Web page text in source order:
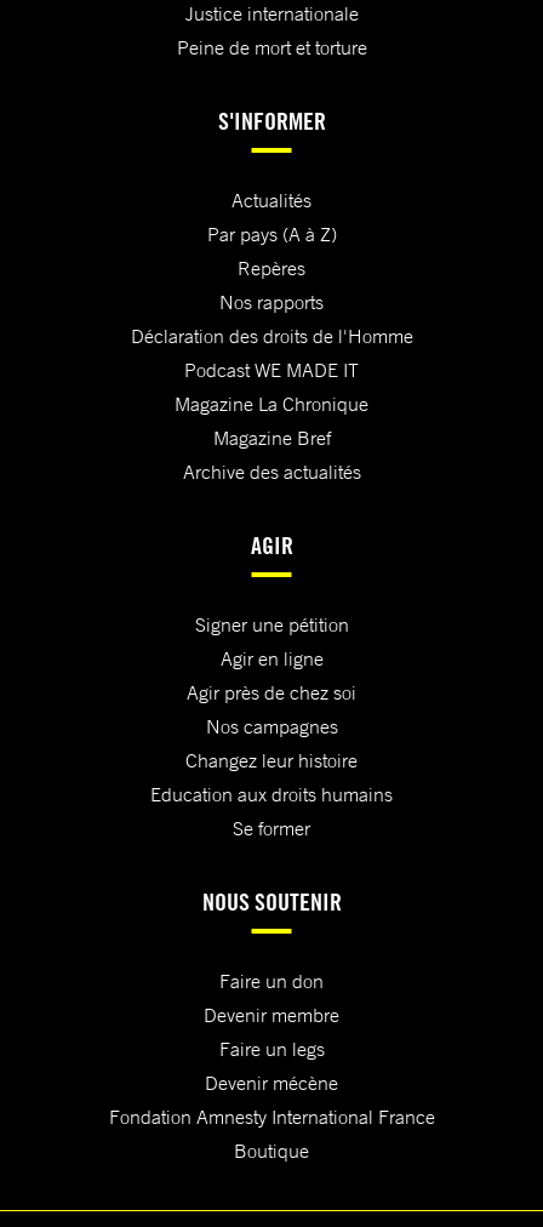
Justice internationale
Peine de mort et torture
S'INFORMER
Actualités
Par pays (A à Z)
Repères
Nos rapports
Déclaration des droits de l'Homme
Podcast WE MADE IT
Magazine La Chronique
Magazine Bref
Archive des actualités
AGIR
Signer une pétition
Agir en ligne
Agir près de chez soi
Nos campagnes
Changez leur histoire
Education aux droits humains
Se former
NOUS SOUTENIR
Faire un don
Devenir membre
Faire un legs
Devenir mécène
Fondation Amnesty International France
Boutique